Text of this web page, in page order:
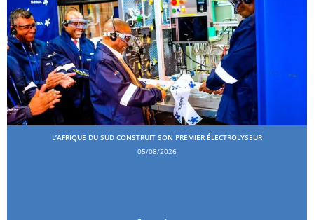
L’AFRIQUE DU SUD CONSTRUIT SON PREMIER ÉLECTROLYSEUR
05/08/2026